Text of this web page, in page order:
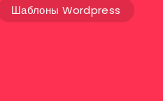
Шаблоны Wordpress